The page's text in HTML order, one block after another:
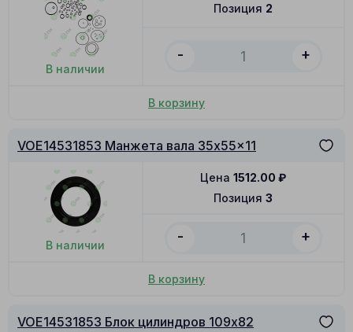
В наличии
Позиция 2
- +
В корзину
VOE14531853 Манжета вала 35x55x11
В наличии
Позиция 3
Цена 1512.00 ₽
- +
В корзину
VOE14531853 Блок цилиндров 109x82